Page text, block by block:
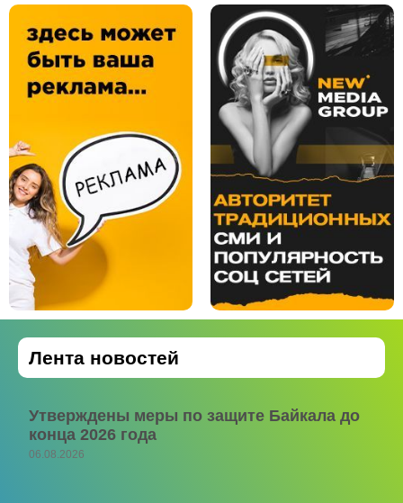
Лента новостей
Утверждены меры по защите Байкала до
конца 2026 года
06.08.2026